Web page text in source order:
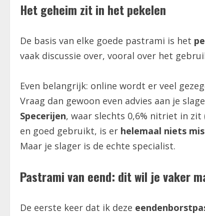
Het geheim zit in het pekelen
De basis van elke goede pastrami is het
vaak discussie over, vooral over het
Even belangrijk: online wordt er veel
Vraag dan gewoon even advies aan je
Specerijen, waar slechts 0,6% nitriet in zit
en goed gebruikt, is er helemaal niets
Maar je slager is de echte specialist.
Pastrami van eend: dit wil je vaker
De eerste keer dat ik deze